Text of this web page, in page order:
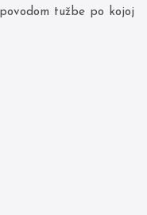
tužbe po kojoj